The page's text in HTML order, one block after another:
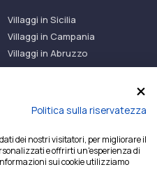
Villaggi in Sicilia
Villaggi in Campania
Villaggi in Abruzzo
Villaggi TH Resort
S.r.l.
n° 2015/0133251 del
Agenzia di Viaggi n°
Agencies.
Politica sulla riservatezza
dei nostri visitatori, per migliorare il
e offrirti un'esperienza di
sui cookie utilizziamo